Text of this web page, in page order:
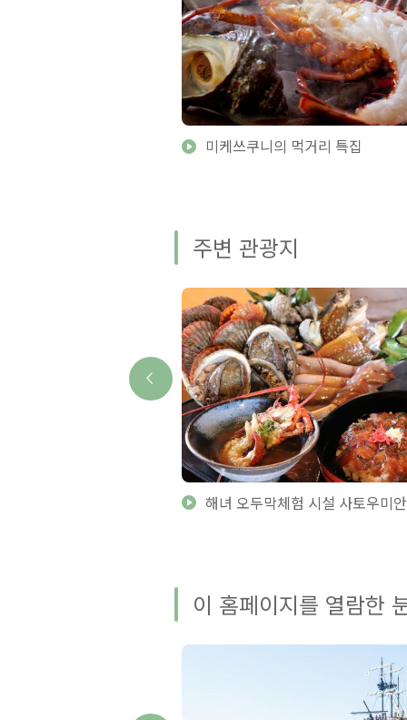
미케쓰쿠니의 먹거리 특집
주변 관광지
해녀 오두막체험 시설 사토우미안
이 홈페이지를 열람한